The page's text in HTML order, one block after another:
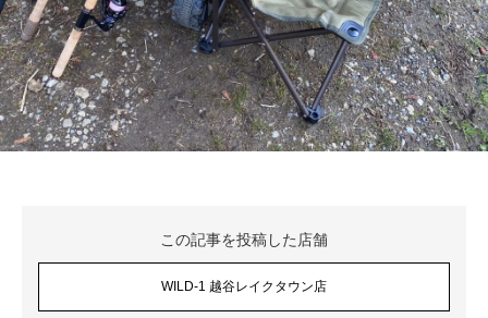
この記事を投稿した店舗
WILD-1 越谷レイクタウン店